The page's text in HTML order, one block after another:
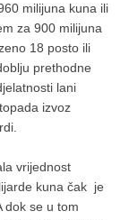
milijuna kuna ili
za 900 milijuna
18 posto ili
prethodne
lani
izvoz
vrijednost
kuna čak je
dok se u tom